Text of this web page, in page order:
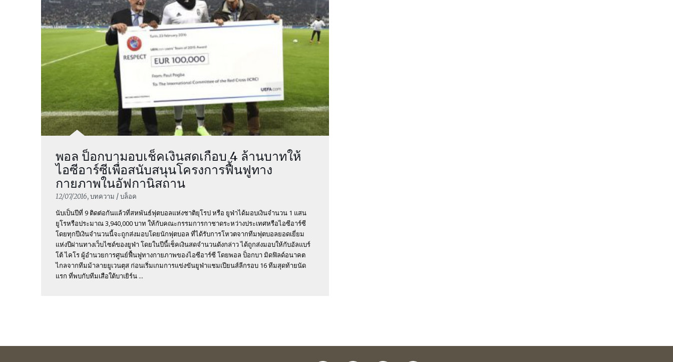
พอล ป็อกบามอบเช็คเงินสดเกือบ 4 ล้านบาทให้
ไอซีอาร์ซีเพื่อสนับสนุนโครงการฟื้นฟูทาง
กายภาพในอัฟกานิสถาน
12/07/2016, บทความ / บล็อค
นับเป็นปีที่ 9 ติดต่อกันแล้วที่สหพันธ์ฟุตบอลแห่งชาติยุโรป หรือ ยูฟ่าได้มอบเงินจำนวน 1 แสน
ยูโรหรือประมาณ 3,940,000 บาท ให้กับคณะกรรมการกาชาดระหว่างประเทศหรือไอซีอาร์ซี
โดยทุกปีเงินจำนวนนี้จะถูกส่งมอบโดยนักฟุตบอล ที่ได้รับการโหวตจากทีมฟุตบอลยอดเยี่ยม
แห่งปีผ่านทางเว็บไซด์ของยูฟ่า โดยในปีนี้เช็คเงินสดจำนวนดังกล่าว ได้ถูกส่งมอบให้กับอัลแบร์
โต้ ไคโร ผู้อำนวยการศูนย์ฟื้นฟูทางกายภาพของไอซีอาร์ซี โดยพอล ป็อกบา มิดฟิลด์อนาคต
ไกลจากทีมม้าลายยูเวนตุส ก่อนเริ่มเกมการแข่งขันยูฟ่าแชมเปียนส์ลีกรอบ 16 ทีมสุดท้ายนัด
แรก ที่พบกับทีมเสือใต้บาเยิร์น ...